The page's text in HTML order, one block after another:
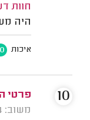
חוות
היה
איכות
פרטי
משוב: 29/10/2024
10